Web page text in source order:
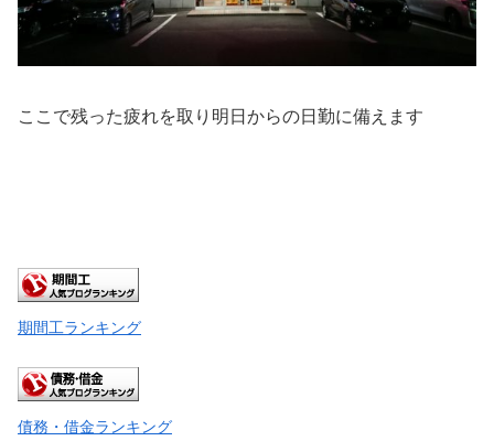
ここで残った疲れを取り明日からの日勤に備えます
期間工ランキング
債務・借金ランキング